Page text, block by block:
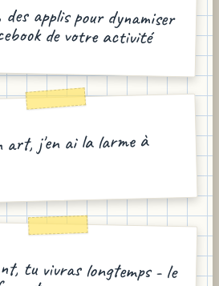
des applis pour dynamiser
de votre activité
j'en ai la larme à
tu vivras longtemps - le